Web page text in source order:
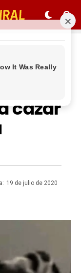
cazar
19 de julio de 2020